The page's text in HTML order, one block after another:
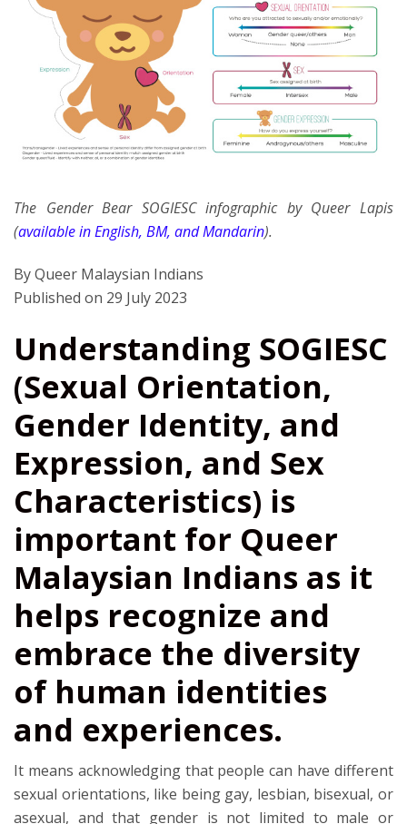
The Gender Bear SOGIESC infographic by Queer Lapis
(available in English, BM, and Mandarin).
By Queer Malaysian Indians
Published on 29 July 2023
Understanding SOGIESC
(Sexual Orientation,
Gender Identity, and
Expression, and Sex
Characteristics) is
important for Queer
Malaysian Indians as it
helps recognize and
embrace the diversity
of human identities
and experiences.
It means acknowledging that people can have different
sexual orientations, like being gay, lesbian, bisexual, or
asexual, and that gender is not limited to male or